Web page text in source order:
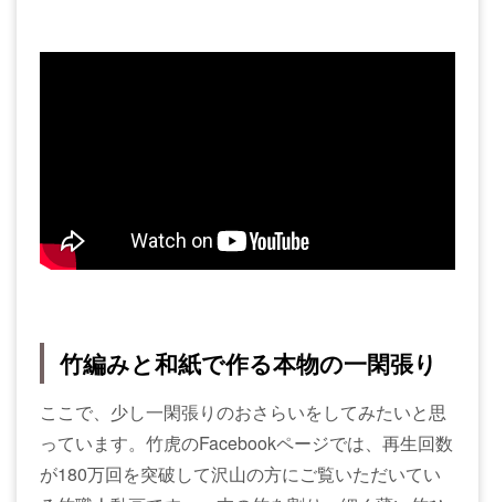
竹編みと和紙で作る本物の一閑張り
ここで、少し一閑張りのおさらいをしてみたいと思
っています。竹虎のFacebookページでは、再生回数
が180万回を突破して沢山の方にご覧いただいてい